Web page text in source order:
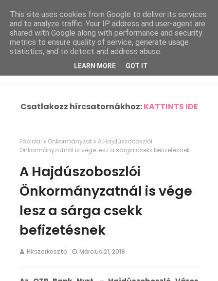
Csatlakozz hírcsatornákhoz:KATTINTS IDE
Főoldal Önkormányzat
A Hajdúszoboszlói
Önkormányzatnál is vége lesz a sárga csekk befizetésnek
A Hajdúszoboszlói
Önkormányzatnál is vége
lesz a sárga csekk
befizetésnek
Hírszerkesztő Március 21, 2019
This site uses cookies from Google to deliver its services
and to analyze traffic. Your IP address and user-agent are
shared with Google along with performance and security
metrics to ensure quality of service, generate usage
statistics, and to detect and address abuse.
LEARN MORE GOT IT